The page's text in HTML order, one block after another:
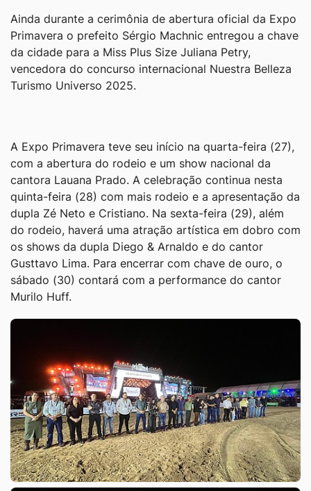
Ainda durante a cerimônia de abertura oficial da Expo
Primavera o prefeito Sérgio Machnic entregou a chave
da cidade para a Miss Plus Size Juliana Petry,
vencedora do concurso internacional Nuestra Belleza
Turismo Universo 2025.
A Expo Primavera teve seu início na quarta-feira (27),
com a abertura do rodeio e um show nacional da
cantora Lauana Prado. A celebração continua nesta
quinta-feira (28) com mais rodeio e a apresentação da
dupla Zé Neto e Cristiano. Na sexta-feira (29), além
do rodeio, haverá uma atração artística em dobro com
os shows da dupla Diego & Arnaldo e do cantor
Gusttavo Lima. Para encerrar com chave de ouro, o
sábado (30) contará com a performance do cantor
Murilo Huff.